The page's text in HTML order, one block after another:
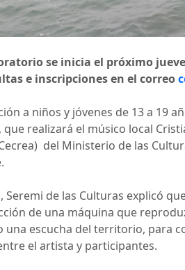
se inicia el próximo
e inscripciones en el correo
a niños y jóvenes de 13 a 19
que realizará el músico local
del Ministerio de las
Seremi de las Culturas explicó
de una máquina que
una escucha del territorio, para
el artista y participantes.